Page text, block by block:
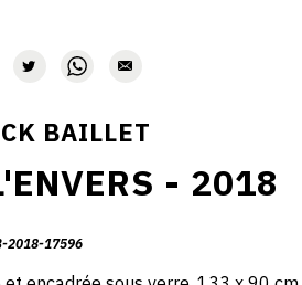
BAILLET
- 2018
2018-17596